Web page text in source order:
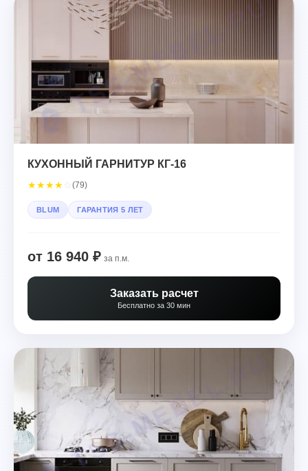
КУХОННЫЙ ГАРНИТУР КГ-16
★★★★ (79)
BLUM ГАРАНТИЯ 5 ЛЕТ
от 16 940 ₽ за п.м.
Заказать расчет
Бесплатно за 30 мин